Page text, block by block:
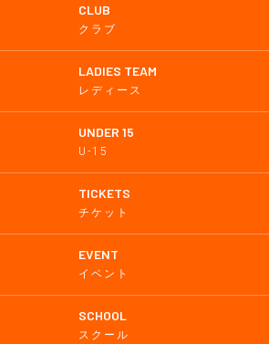
CLUB
クラブ
LADIES TEAM
レディース
UNDER 15
U-15
TICKETS
チケット
EVENT
イベント
SCHOOL
スクール